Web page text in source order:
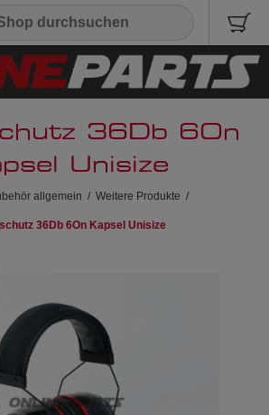
36Db 6On
Unisize
allgemein / Weitere Produkte /
36Db 6On Kapsel Unisize